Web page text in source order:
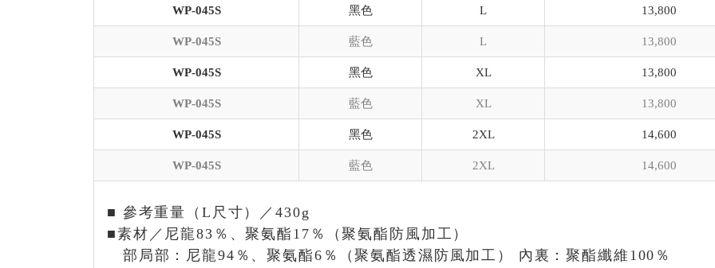
WP-045S 黑色 L 13,800
WP-045S 藍色 L 13,800
WP-045S 黑色 XL 13,800
WP-045S 藍色 XL 13,800
WP-045S 黑色 2XL 14,600
WP-045S 藍色 2XL 14,600
■ 參考重量（L尺寸）／430g
■素材／尼龍83％、聚氨酯17％（聚氨酯防風加工）
部局部：尼龍94％、聚氨酯6％（聚氨酯透濕防風加工） 內裏：聚酯纖維100％